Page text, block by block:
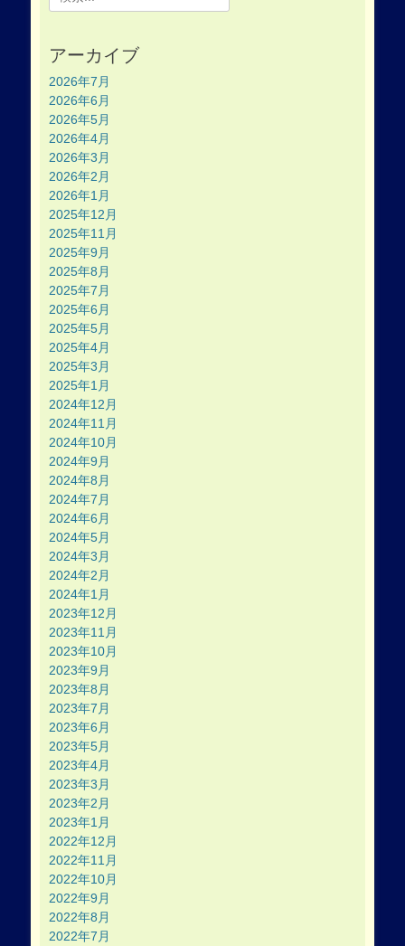
for:
アーカイブ
2026年7月
2026年6月
2026年5月
2026年4月
2026年3月
2026年2月
2026年1月
2025年12月
2025年11月
2025年9月
2025年8月
2025年7月
2025年6月
2025年5月
2025年4月
2025年3月
2025年1月
2024年12月
2024年11月
2024年10月
2024年9月
2024年8月
2024年7月
2024年6月
2024年5月
2024年3月
2024年2月
2024年1月
2023年12月
2023年11月
2023年10月
2023年9月
2023年8月
2023年7月
2023年6月
2023年5月
2023年4月
2023年3月
2023年2月
2023年1月
2022年12月
2022年11月
2022年10月
2022年9月
2022年8月
2022年7月